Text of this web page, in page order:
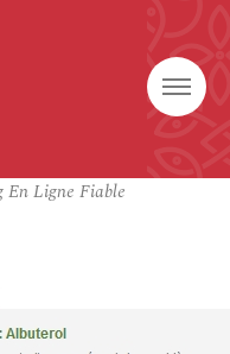
En Ligne Fiable